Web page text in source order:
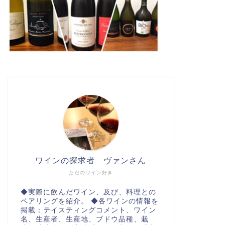
ただのワイン好き
ワインの探求者 ヴァンさん
◆実際に飲んだワイン、及び、料理との
ペアリングを紹介。 ◆各ワインの情報を
掲載：テイスティングコメント、ワイン
名、生産者、生産地、ブドウ品種、栽